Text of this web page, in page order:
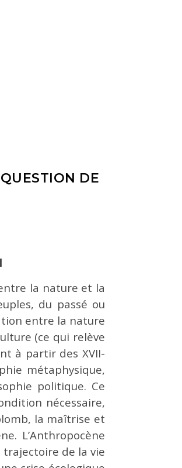
DE
la nature et la
du passé ou
entre la nature
(ce qui relève
à partir des XVII-
métaphysique,
politique. Ce
nécessaire,
la maîtrise et
L’Anthropocène
de la vie